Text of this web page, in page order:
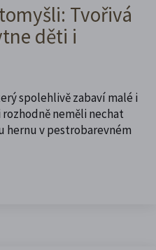
Tvořivá
děti i
spolehlivě zabaví malé i
neměli nechat
hernu v pestrobarevném